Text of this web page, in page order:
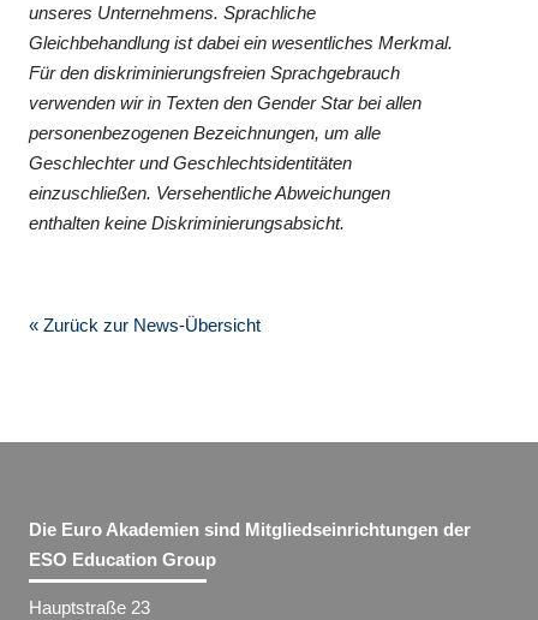
unseres Unternehmens. Sprachliche
Gleichbehandlung ist dabei ein wesentliches Merkmal.
Für den diskriminierungsfreien Sprachgebrauch
verwenden wir in Texten den Gender Star bei allen
personenbezogenen Bezeichnungen, um alle
Geschlechter und Geschlechtsidentitäten
einzuschließen. Versehentliche Abweichungen
enthalten keine Diskriminierungsabsicht.
« Zurück zur News-Übersicht
Die Euro Akademien sind Mitgliedseinrichtungen der
ESO Education Group
Hauptstraße 23